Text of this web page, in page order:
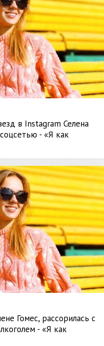
в Instagram Селена
- «Я как
Гомес, рассорилась с
- «Я как